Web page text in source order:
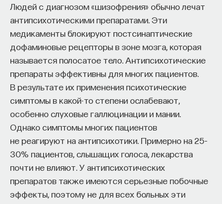
Людей с диагнозом «шизофрения» обычно лечат
антипсихотическими препаратами. Эти
медикаменты блокируют постсинаптические
дофаминовые рецепторы в зоне мозга, которая
называется полосатое тело. Антипсихотические
препараты эффективны для многих пациентов.
В результате их применения психотические
симптомы в какой-то степени ослабевают,
особенно слуховые галлюцинации и мании.
Однако симптомы многих пациентов
не реагируют на антипсихотики. Примерно на 25–
30% пациентов, слышащих голоса, лекарства
почти не влияют. У антипсихотических
препаратов также имеются серьезные побочные
эффекты, поэтому не для всех больных эти
Внеси свой вклад в дело
просвещения!
ПОДДЕРЖАТЬ ПОСТНАУКУ